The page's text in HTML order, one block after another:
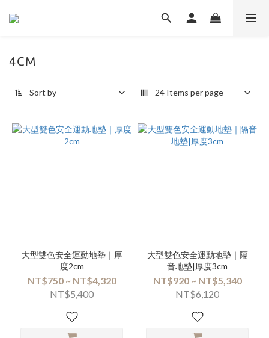
4CM
Sort by 24 Items per page
大型雙色安全運動地墊｜厚
度2cm
NT$750 ~ NT$4,320
NT$5,400
大型雙色安全運動地墊｜隔
音地墊|厚度3cm
NT$920 ~ NT$5,340
NT$6,120